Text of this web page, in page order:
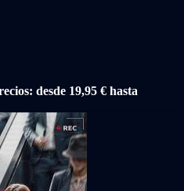
desde 19,95 € hasta